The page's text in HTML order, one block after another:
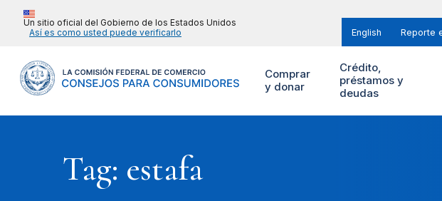
Un sitio oficial del Gobierno de los Estados Unidos
Así es como usted puede verificarlo
English Reporte
Comprar
y donar
Crédito,
préstamos y
deudas
Tag: estafa